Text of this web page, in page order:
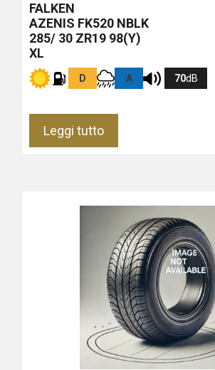
FALKEN
AZENIS FK520 NBLK
285/ 30 ZR19 98(Y)
XL
D A 70dB
Leggi tutto